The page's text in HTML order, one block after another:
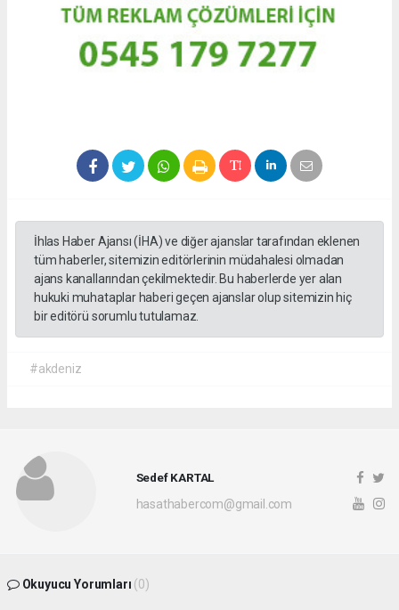
İhlas Haber Ajansı (İHA) ve diğer ajanslar tarafından eklenen
tüm haberler, sitemizin editörlerinin müdahalesi olmadan
ajans kanallarından çekilmektedir. Bu haberlerde yer alan
hukuki muhataplar haberi geçen ajanslar olup sitemizin hiç
bir editörü sorumlu tutulamaz.
#akdeniz
Sedef KARTAL
hasathabercom@gmail.com
Okuyucu Yorumları (0)